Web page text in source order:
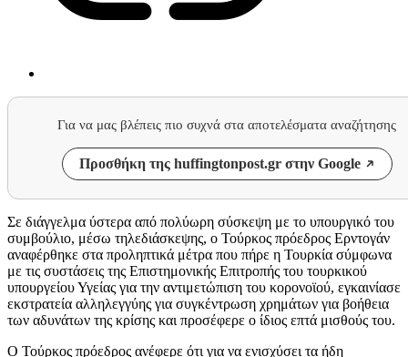
Για να μας βλέπεις πιο συχνά στα αποτελέσματα αναζήτησης
Προσθήκη της huffingtonpost.gr στην Google
Σε διάγγελμα ύστερα από πολύωρη σύσκεψη με το υπουργικό του
συμβούλιο, μέσω τηλεδιάσκεψης, ο Τούρκος πρόεδρος Ερντογάν
αναφέρθηκε στα προληπτικά μέτρα που πήρε η Τουρκία σύμφωνα
με τις συστάσεις της Επιστημονικής Επιτροπής του τουρκικού
υπουργείου Υγείας για την αντιμετώπιση του κορονοϊού, εγκαινίασε
εκστρατεία αλληλεγγύης για συγκέντρωση χρημάτων για βοήθεια
των αδυνάτων της κρίσης και προσέφερε ο ίδιος επτά μισθούς του.
Ο Τούρκος πρόεδρος ανέφερε ότι για να ενισχύσει τα ήδη